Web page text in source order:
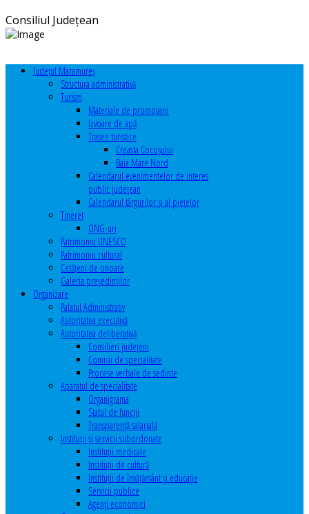
Consiliul Judeţean
Judeţul Maramureş
Structura administrativă
Turism
Materiale de promovare
Izvoare de apă
Trasee turistice
Creasta Cocoșului
Baia Mare Nord
Calendarul evenimentelor de interes
public judeţean
Calendarul târgurilor şi al pieţelor
Tineret
ONG-uri
Patrimoniu UNESCO
Patrimoniu cultural
Cetăţeni de onoare
Galeria președinților
Organizare
Palatul Administrativ
Autoritatea executivă
Autoritatea deliberativă
Consilieri judeţeni
Comisii de specialitate
Procese verbale de sedinte
Aparatul de specialitate
Organigrama
Statul de funcții
Transparență salarială
Instituţii şi servicii subordonate
Instituţii medicale
Instituţii de cultură
Instituţii de învăţământ şi educaţie
Servicii publice
Agenţi economici